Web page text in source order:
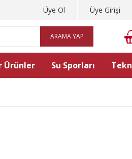
Üye Ol Üye Girişi
ARAMA YAP
Ürünler Su Sporları